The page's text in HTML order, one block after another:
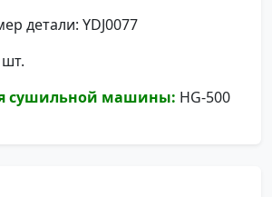
детали: YDJ0077
сушильной машины: HG-500